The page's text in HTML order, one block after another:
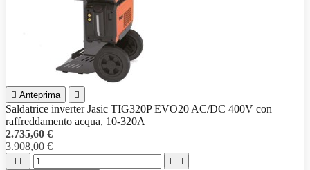
 Anteprima 
Saldatrice inverter Jasic TIG320P EVO20 AC/DC 400V con
raffreddamento acqua, 10-320A
2.735,60 €
3.908,00 €
   